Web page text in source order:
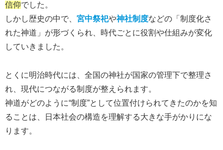
信仰でした。
しかし歴史の中で、 宮中祭祀や神社制度などの「制度化さ
れた神道」が形づくられ、時代ごとに役割や仕組みが変化
していきました。
とくに明治時代には、全国の神社が国家の管理下で整理さ
れ、現代につながる制度が整えられます。
神道がどのように“制度”として位置付けられてきたのかを知
ることは、日本社会の構造を理解する大きな手がかりにな
ります。